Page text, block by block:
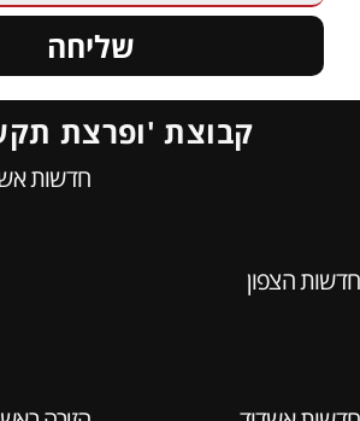
שליחה
קבוצת 'ופרצת
חדשות הצפון
חדשות